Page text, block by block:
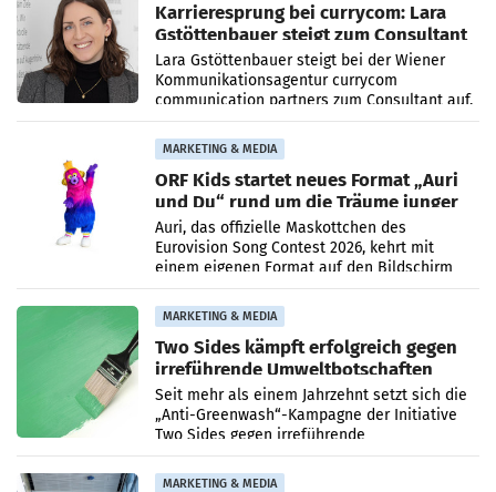
Karrieresprung bei currycom: Lara
Gstöttenbauer steigt zum Consultant
auf
Lara Gstöttenbauer steigt bei der Wiener
Kommunikationsagentur currycom
communication partners zum Consultant auf.
Die 27-jährige Beraterin betreut Kundinnen
und Kunden in den Bereichen
MARKETING & MEDIA
ORF Kids startet neues Format „Auri
und Du“ rund um die Träume junger
Menschen
Auri, das offizielle Maskottchen des
Eurovision Song Contest 2026, kehrt mit
einem eigenen Format auf den Bildschirm
zurück. In der neuen Sendung „Auri und Du“
bei ORF Kids steht
MARKETING & MEDIA
Two Sides kämpft erfolgreich gegen
irreführende Umweltbotschaften
beim Papiereinsatz
Seit mehr als einem Jahrzehnt setzt sich die
„Anti-Greenwash“-Kampagne der Initiative
Two Sides gegen irreführende
Umweltaussagen bei Papierkommunikation
und papierbasierten Verpackungen
MARKETING & MEDIA